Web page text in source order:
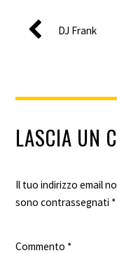
DJ Frank
LASCIA UN
Il tuo indirizzo email
sono contrassegnati *
Commento *